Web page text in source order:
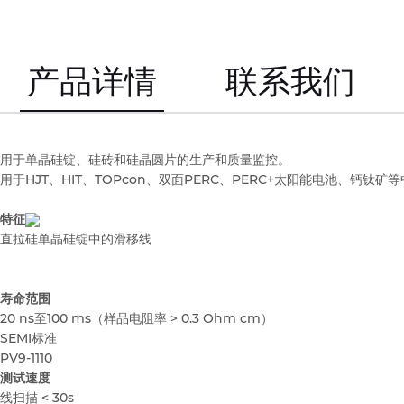
产品详情 联系我们
用于单晶硅锭、硅砖和硅晶圆片的生产和质量监控。
用于HJT、HIT、TOPcon、双面PERC、PERC+太阳能电池、钙钛矿等
特征
直拉硅单晶硅锭中的滑移线
寿命范围
20 ns至100 ms（样品电阻率 > 0.3 Ohm cm）
SEMI标准
PV9-1110
测试速度
线扫描 < 30s